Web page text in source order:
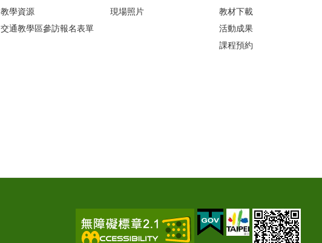
教學資源
交通教學區參訪報名表單
現場照片
教材下載
活動成果
課程預約